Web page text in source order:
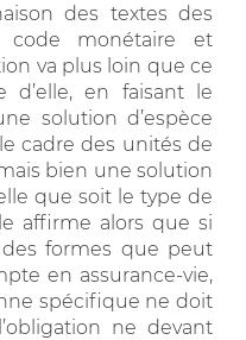
des textes des
monétaire et
va plus loin que ce
d’elle, en faisant le
solution d’espèce
cadre des unités de
bien une solution
que soit le type de
affirme alors que si
des formes que peut
en assurance-vie,
spécifique ne doit
ne devant